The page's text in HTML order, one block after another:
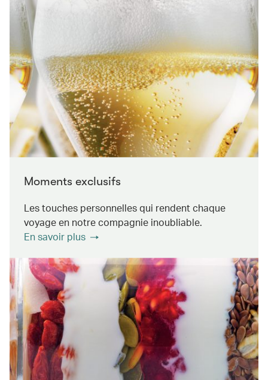
Moments exclusifs
Les touches personnelles qui rendent chaque
voyage en notre compagnie inoubliable.
En savoir plus